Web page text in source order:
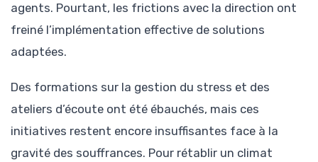
agents. Pourtant, les frictions avec la direction ont
freiné l’implémentation effective de solutions
adaptées.
Des formations sur la gestion du stress et des
ateliers d’écoute ont été ébauchés, mais ces
initiatives restent encore insuffisantes face à la
gravité des souffrances. Pour rétablir un climat